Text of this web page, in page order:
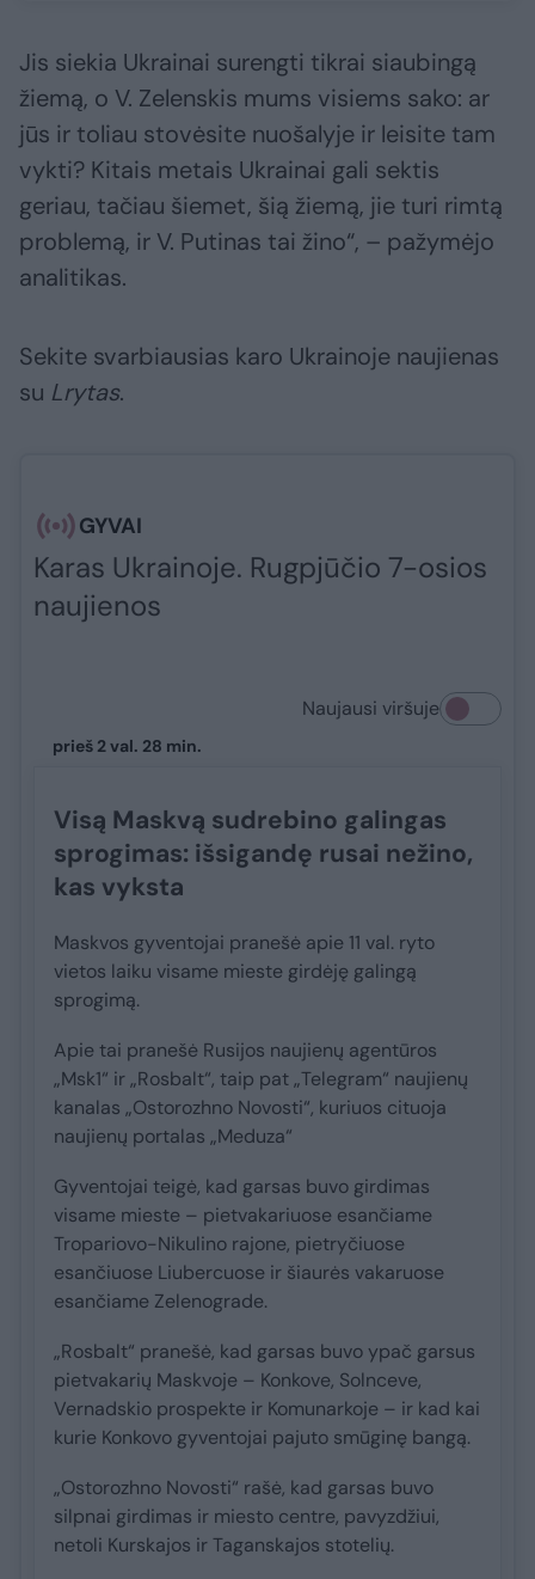
Jis siekia Ukrainai surengti tikrai siaubingą
žiemą, o V. Zelenskis mums visiems sako: ar
jūs ir toliau stovėsite nuošalyje ir leisite tam
vykti? Kitais metais Ukrainai gali sektis
geriau, tačiau šiemet, šią žiemą, jie turi rimtą
problemą, ir V. Putinas tai žino“, – pažymėjo
analitikas.
Sekite svarbiausias karo Ukrainoje naujienas
su Lrytas.​​​
GYVAI
Karas Ukrainoje. Rugpjūčio 7-osios
naujienos
Naujausi viršuje
prieš 2 val. 28 min.
Visą Maskvą sudrebino galingas
sprogimas: išsigandę rusai nežino,
kas vyksta
Maskvos gyventojai pranešė apie 11 val. ryto
vietos laiku visame mieste girdėję galingą
sprogimą.
Apie tai pranešė Rusijos naujienų agentūros
„Msk1“ ir „Rosbalt“, taip pat „Telegram“ naujienų
kanalas „Ostorozhno Novosti“, kuriuos cituoja
naujienų portalas „Meduza“
Gyventojai teigė, kad garsas buvo girdimas
visame mieste – pietvakariuose esančiame
Tropariovo-Nikulino rajone, pietryčiuose
esančiuose Liubercuose ir šiaurės vakaruose
esančiame Zelenograde.
„Rosbalt“ pranešė, kad garsas buvo ypač garsus
pietvakarių Maskvoje – Konkove, Solnceve,
Vernadskio prospekte ir Komunarkoje – ir kad kai
kurie Konkovo gyventojai pajuto smūginę bangą.
„Ostorozhno Novosti“ rašė, kad garsas buvo
silpnai girdimas ir miesto centre, pavyzdžiui,
netoli Kurskajos ir Taganskajos stotelių.